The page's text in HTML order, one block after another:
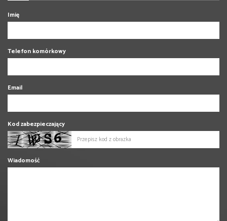
Imię
Telefon komórkowy
Email
Kod zabezpieczający
Wiadomość